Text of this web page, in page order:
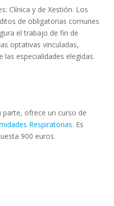
Clínica y de Xestión. Los
de obligatorias comunes
el trabajo de fin de
optativas vinculadas,
especialidades elegidas.
parte, ofrece un curso de
Respiratorias. Es
900 euros.